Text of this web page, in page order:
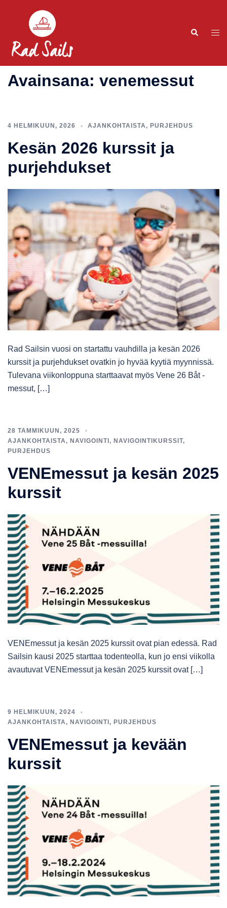
Avainsana: venemessut
4 HELMIKUUN, 2026 AJANKOHTAISTA, PURJEHDUS
Kesän 2026 kurssit ja
purjehdukset
Rad Sailsin vuosi on startattu vauhdilla ja kesän 2026
kurssit ja purjehdukset ovatkin jo hyvää kyytiä myynnissä.
Tulevana viikonloppuna starttaavat myös Vene 26 Båt -
messut, […]
28 TAMMIKUUN, 2025
AJANKOHTAISTA , NAVIGOINTI, NAVIGOINTIKURSSIT,
PURJEHDUS
VENEmessut ja kesän 2025
kurssit
VENEmessut ja kesän 2025 kurssit ovat pian edessä. Rad
Sailsin kausi 2025 starttaa todenteolla, kun jo ensi viikolla
avautuvat VENEmessut ja kesän 2025 kurssit ovat […]
9 HELMIKUUN, 2024
AJANKOHTAISTA, NAVIGOINTI , PURJEHDUS
VENEmessut ja kevään
kurssit